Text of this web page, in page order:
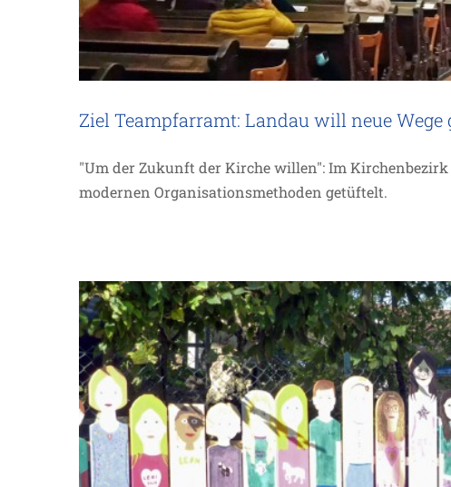
Ziel Teampfarramt: Landau will neue Wege
"Um der Zukunft der Kirche willen": Im
modernen Organisationsmethoden getüftelt.
Ehrenamtliche Kita-